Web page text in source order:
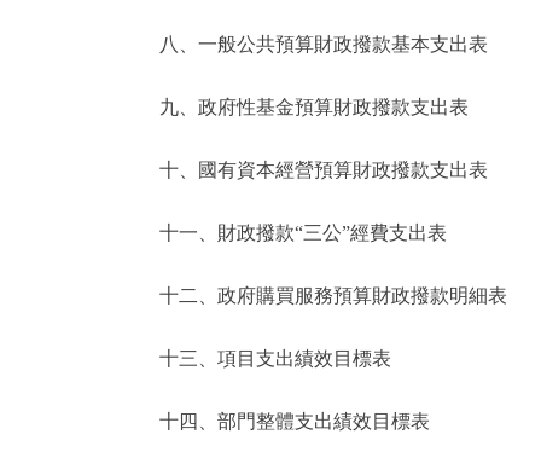
八、一般公共預算財政撥款基本支出表
九、政府性基金預算財政撥款支出表
十、國有資本經營預算財政撥款支出表
十一、財政撥款“三公”經費支出表
十二、政府購買服務預算財政撥款明細表
十三、項目支出績效目標表
十四、部門整體支出績效目標表